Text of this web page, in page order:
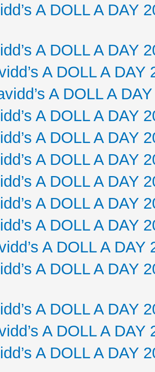
A DOLL A DAY
A DOLL A DAY
A DOLL A DAY
A DOLL A
A DOLL A DAY
A DOLL A DAY
A DOLL A DAY
A DOLL A DAY
A DOLL A DAY
A DOLL A DAY
A DOLL A DAY
A DOLL A DAY
A DOLL A DAY
A DOLL A DAY
A DOLL A DAY